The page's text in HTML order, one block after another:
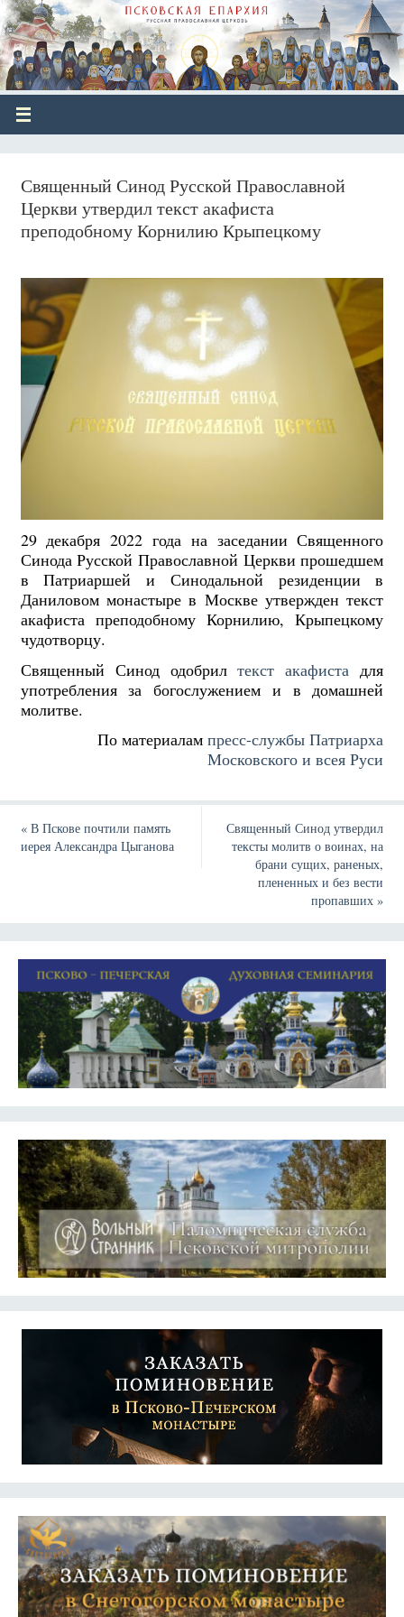
Священный Синод Русской Православной
Церкви утвердил текст акафиста
преподобному Корнилию Крыпецкому
29 декабря 2022 года на заседании Священного
Синода Русской Православной Церкви прошедшем
в Патриаршей и Синодальной резиденции в
Даниловом монастыре в Москве утвержден текст
акафиста преподобному Корнилию, Крыпецкому
чудотворцу.
Священный Синод одобрилтекст акафиста для
употребления за богослужением и в домашней
молитве.
По материалампресс-службы Патриарха
Московского и всея Руси
«В Пскове почтили память
иерея Александра Цыганова
Священный Синод утвердил
тексты молитв о воинах, на
брани сущих, раненых,
плененных и без вести
пропавших»